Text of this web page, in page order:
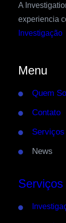
A
experiencia
Investigação
Menu
Quem
Contato
Serviços
News
Serviços